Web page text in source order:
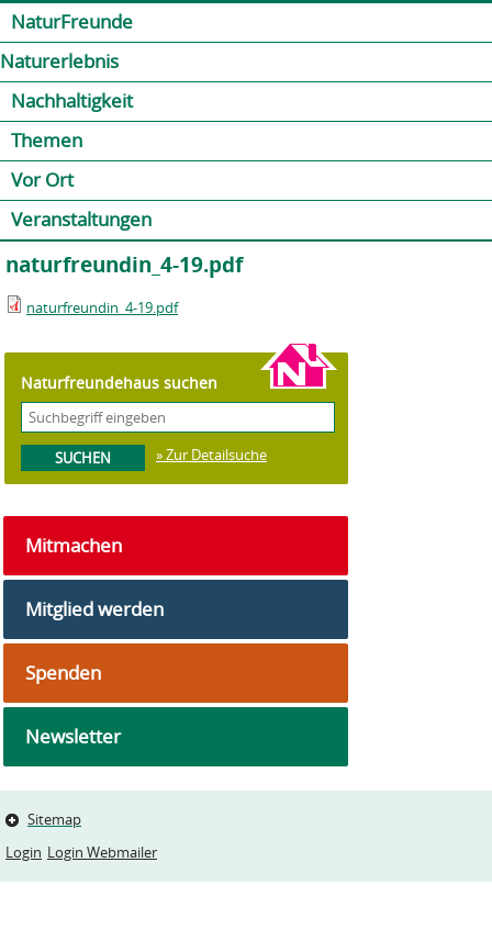
NaturFreunde
Naturerlebnis
Nachhaltigkeit
Themen
Vor Ort
Veranstaltungen
naturfreundin_4-19.pdf
naturfreundin_4-19.pdf
Naturfreundehaus suchen
» Zur Detailsuche
Mitmachen
Mitglied werden
Spenden
Newsletter
Sitemap
Login Login Webmailer